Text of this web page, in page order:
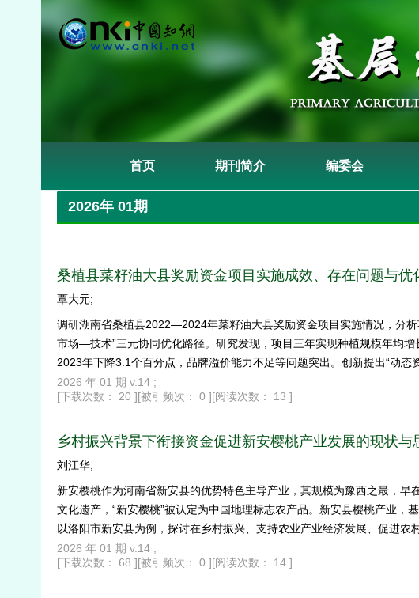
首页 期刊简介 编委会
2026年 01期
桑植县菜籽油大县奖励资金项目实施成效、存在问题与优
覃大元;
调研湖南省桑植县2022—2024年菜籽油大县奖励资金项目实施情况，分
市场—技术”三元协同优化路径。研究发现，项目三年实现种植规模年均
2023年下降3.1个百分点，品牌溢价能力不足等问题突出。创新提出“动
模扩张”向“质量效益”转型，为山区菜籽油大县项目可持续发展提供实践指
2026 年 01 期 v.14 ;
[下载次数： 20 ][被引频次： 0 ][阅读次数： 13 ]
乡村振兴背景下衔接资金促进新安樱桃产业发展的现状与
刘江华;
新安樱桃作为河南省新安县的优势特色主导产业，其规模为豫西之最，
文化遗产，“新安樱桃”被认定为中国地理标志农产品。新安县樱桃产业，
以洛阳市新安县为例，探讨在乡村振兴、支持农业产业经济发展、促进
道，推动农业产业发展所需生产要素的投入，并积极发挥财政衔接资金
2026 年 01 期 v.14 ;
[下载次数： 68 ][被引频次： 0 ][阅读次数： 14 ]